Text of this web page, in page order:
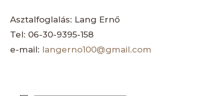
Asztalfoglalás: Lang Ernő
Tel: 06-30-9395-158
e-mail: langerno100@gmail.com